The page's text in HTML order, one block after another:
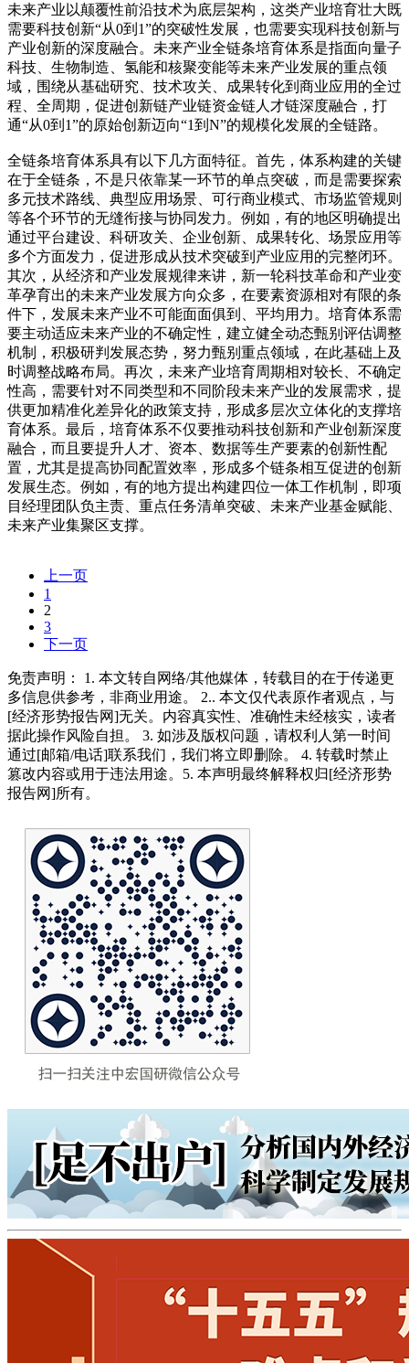
未来产业以颠覆性前沿技术为底层架构，这类产业培育壮大既
需要科技创新“从0到1”的突破性发展，也需要实现科技创新与
产业创新的深度融合。未来产业全链条培育体系是指面向量子
科技、生物制造、氢能和核聚变能等未来产业发展的重点领
域，围绕从基础研究、技术攻关、成果转化到商业应用的全过
程、全周期，促进创新链产业链资金链人才链深度融合，打
通“从0到1”的原始创新迈向“1到N”的规模化发展的全链路。
全链条培育体系具有以下几方面特征。首先，体系构建的关键
在于全链条，不是只依靠某一环节的单点突破，而是需要探索
多元技术路线、典型应用场景、可行商业模式、市场监管规则
等各个环节的无缝衔接与协同发力。例如，有的地区明确提出
通过平台建设、科研攻关、企业创新、成果转化、场景应用等
多个方面发力，促进形成从技术突破到产业应用的完整闭环。
其次，从经济和产业发展规律来讲，新一轮科技革命和产业变
革孕育出的未来产业发展方向众多，在要素资源相对有限的条
件下，发展未来产业不可能面面俱到、平均用力。培育体系需
要主动适应未来产业的不确定性，建立健全动态甄别评估调整
机制，积极研判发展态势，努力甄别重点领域，在此基础上及
时调整战略布局。再次，未来产业培育周期相对较长、不确定
性高，需要针对不同类型和不同阶段未来产业的发展需求，提
供更加精准化差异化的政策支持，形成多层次立体化的支撑培
育体系。最后，培育体系不仅要推动科技创新和产业创新深度
融合，而且要提升人才、资本、数据等生产要素的创新性配
置，尤其是提高协同配置效率，形成多个链条相互促进的创新
发展生态。例如，有的地方提出构建四位一体工作机制，即项
目经理团队负主责、重点任务清单突破、未来产业基金赋能、
未来产业集聚区支撑。
上一页
1
2
3
下一页
免责声明： 1. 本文转自网络/其他媒体，转载目的在于传递更
多信息供参考，非商业用途。 2.. 本文仅代表原作者观点，与
[经济形势报告网]无关。内容真实性、准确性未经核实，读者
据此操作风险自担。 3. 如涉及版权问题，请权利人第一时间
通过[邮箱/电话]联系我们，我们将立即删除。 4. 转载时禁止
篡改内容或用于违法用途。5. 本声明最终解释权归[经济形势
报告网]所有。